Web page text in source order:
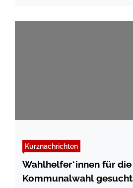
Kurznachrichten
Wahlhelfer*innen für die
Kommunalwahl gesucht